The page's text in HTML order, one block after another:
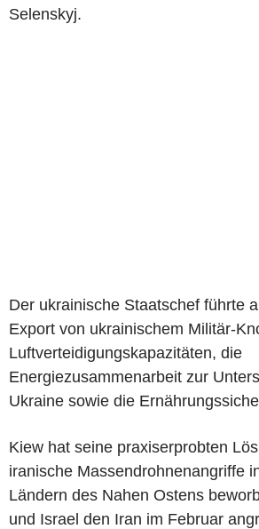
Selenskyj.
Der ukrainische Staatschef führte
Export von ukrainischem Militär-
Luftverteidigungskapazitäten, die
Energiezusammenarbeit zur
Ukraine sowie die
Kiew hat seine praxiserprobten
iranische Massendrohnenangriffe
Ländern des Nahen Ostens
und Israel den Iran im Februar